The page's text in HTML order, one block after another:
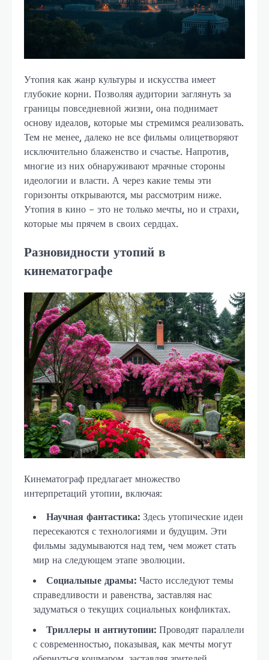
Утопия как жанр культуры и искусства имеет
глубокие корни. Позволяя аудитории заглянуть за
границы повседневной жизни, она поднимает
основу идеалов, которые мы стремимся реализовать.
Тем не менее, далеко не все фильмы олицетворяют
исключительно блаженство и счастье. Напротив,
многие из них обнаруживают мрачные стороны
идеологии и власти. А через какие темы эти
горизонты открываются, мы рассмотрим ниже.
Утопия в кино – это не только мечты, но и страхи,
которые мы прячем в своих сердцах.
Разновидности утопий в
кинематографе
Кинематограф предлагает множество
интерпретаций утопии, включая:
Научная фантастика: Здесь утопические идеи
пересекаются с технологиями и будущим. Эти
фильмы задумываются над тем, чем может стать
мир на следующем этапе эволюции.
Социальные драмы: Часто исследуют темы
справедливости и равенства, заставляя нас
задуматься о текущих социальных конфликтах.
Триллеры и антиутопии: Проводят параллели
с современностью, показывая, как мечты могут